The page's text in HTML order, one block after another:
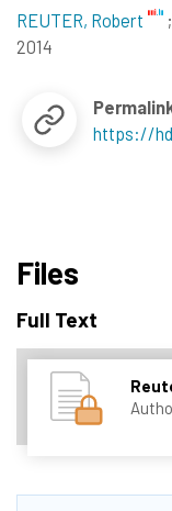
REUTER, Robert ;
2014
https://
Files
Full Text